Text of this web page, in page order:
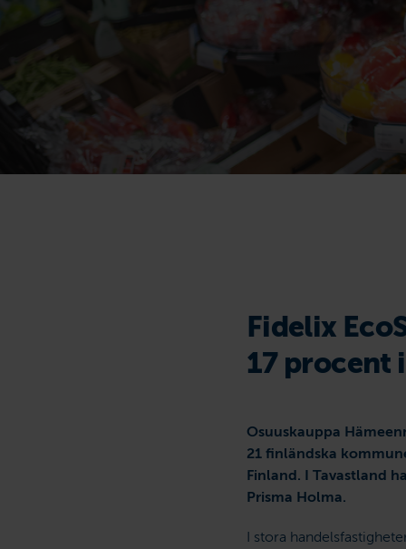
Fidelix
17 procent
Osuuskauppa
21 finländska
Finland. I Tavastland
Prisma Holma.
I stora